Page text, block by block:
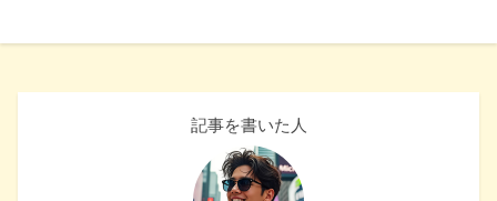
記事を書いた人